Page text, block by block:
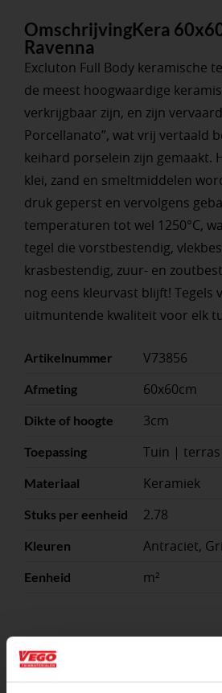
OmschrijvingKera
Ravenna
Excluton Full Body keramische
de meest hoogwaardige
verkrijgbaar zijn, en zijn
Porcellanato”, wat vrij vertaald
keihard porselein zijn gemaakt.
klei, zand en smeltmiddelen
druk geperst en vervolgens
temperaturen tot wel 1250°C,
tegel die vorstbestendig,
krasbestendig, zuur- en
nog eens kleurvast blijft! Tegels
uitmuntende kwaliteit voor elk
Artikelnummer V73856
Afmeting 60x60cm
Dikte of hoogte 3cm
Toepassing Tuin |
Materiaal Keramiek
Stuks per eenheid 2.78
Kleuren Antraciet,
Eenheid m²